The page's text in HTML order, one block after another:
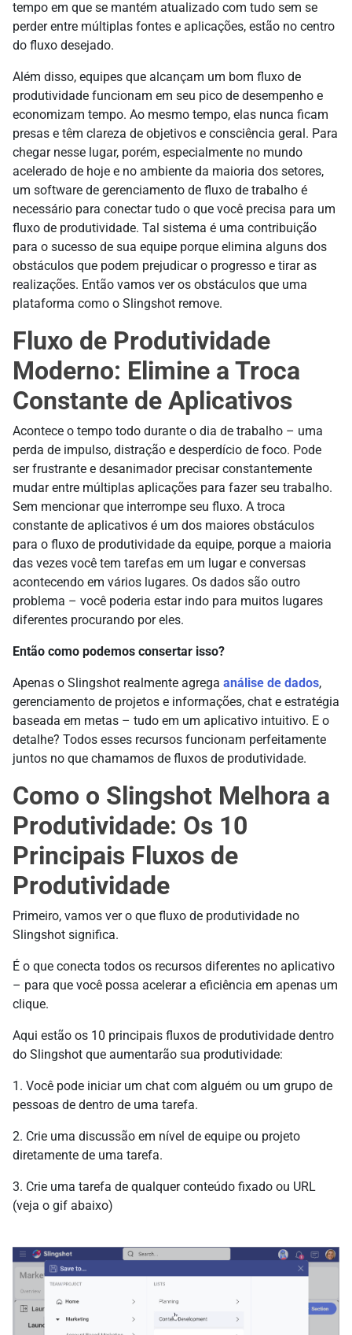
tempo em que se mantém atualizado com tudo sem se
perder entre múltiplas fontes e aplicações, estão no centro
do fluxo desejado.
Além disso, equipes que alcançam um bom fluxo de
produtividade funcionam em seu pico de desempenho e
economizam tempo. Ao mesmo tempo, elas nunca ficam
presas e têm clareza de objetivos e consciência geral. Para
chegar nesse lugar, porém, especialmente no mundo
acelerado de hoje e no ambiente da maioria dos setores,
um software de gerenciamento de fluxo de trabalho é
necessário para conectar tudo o que você precisa para um
fluxo de produtividade. Tal sistema é uma contribuição
para o sucesso de sua equipe porque elimina alguns dos
obstáculos que podem prejudicar o progresso e tirar as
realizações. Então vamos ver os obstáculos que uma
plataforma como o Slingshot remove.
Fluxo de Produtividade
Moderno: Elimine a Troca
Constante de Aplicativos
Acontece o tempo todo durante o dia de trabalho – uma
perda de impulso, distração e desperdício de foco. Pode
ser frustrante e desanimador precisar constantemente
mudar entre múltiplas aplicações para fazer seu trabalho.
Sem mencionar que interrompe seu fluxo. A troca
constante de aplicativos é um dos maiores obstáculos
para o fluxo de produtividade da equipe, porque a maioria
das vezes você tem tarefas em um lugar e conversas
acontecendo em vários lugares. Os dados são outro
problema – você poderia estar indo para muitos lugares
diferentes procurando por eles.
Então como podemos consertar isso?
Apenas o Slingshot realmente agrega análise de dados,
gerenciamento de projetos e informações, chat e estratégia
baseada em metas – tudo em um aplicativo intuitivo. E o
detalhe? Todos esses recursos funcionam perfeitamente
juntos no que chamamos de fluxos de produtividade.
Como o Slingshot Melhora a
Produtividade: Os 10
Principais Fluxos de
Produtividade
Primeiro, vamos ver o que fluxo de produtividade no
Slingshot significa.
É o que conecta todos os recursos diferentes no aplicativo
– para que você possa acelerar a eficiência em apenas um
clique.
Aqui estão os 10 principais fluxos de produtividade dentro
do Slingshot que aumentarão sua produtividade:
1. Você pode iniciar um chat com alguém ou um grupo de
pessoas de dentro de uma tarefa.
2. Crie uma discussão em nível de equipe ou projeto
diretamente de uma tarefa.
3. Crie uma tarefa de qualquer conteúdo fixado ou URL
(veja o gif abaixo)